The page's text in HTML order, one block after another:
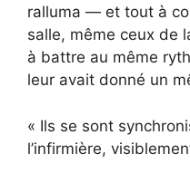
ralluma — et tout à
salle, même ceux de
à battre au même
leur avait donné un
« Ils se sont
l’infirmière,